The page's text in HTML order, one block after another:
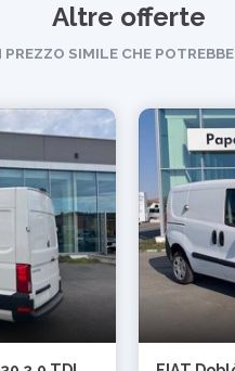
Altre offerte
PREZZO SIMILE CHE